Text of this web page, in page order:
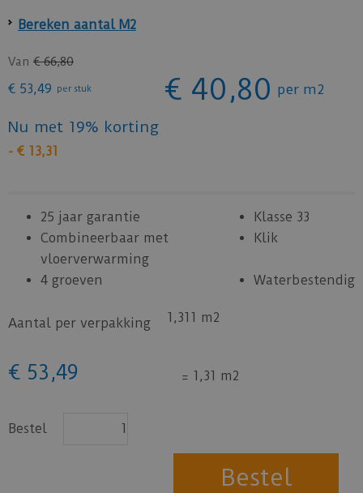
Bereken aantal M2
Van € 66,80
€ 53,49 per stuk € 40,80 per m2
Nu met 19% korting
- € 13,31
25 jaar garantie
Klasse 33
Combineerbaar met
vloerverwarming
Klik
4 groeven Waterbestendig
Aantal per verpakking 1,311 m2
€ 53 ,49 = 1,31 m2
Bestel